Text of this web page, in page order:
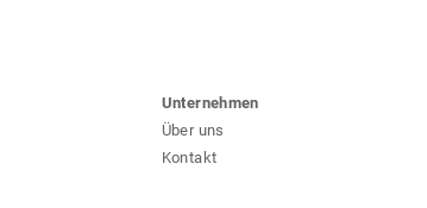
Unternehmen
Über uns
Kontakt